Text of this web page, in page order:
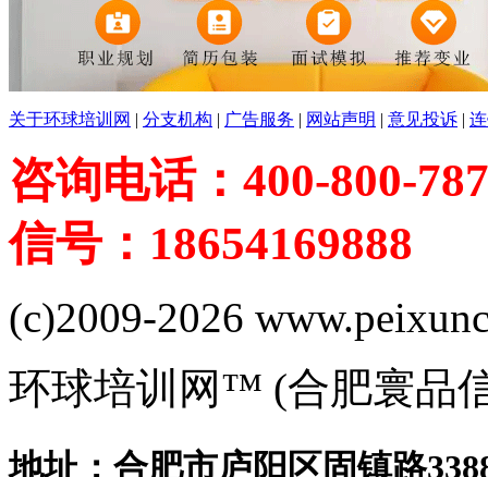
关于环球培训网 | 分支机构 | 广告服务 | 网站声明 | 意见投诉 |
咨询电话：400-800-
信号：18654169888
(c)2009-2026
环球培训网™ (合肥寰品
地址：合肥市庐阳区固镇路